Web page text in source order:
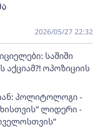
2026/05/27 22:32
საშიში
აქციამ?! ოპოზიციის
პოლიტოლოგი -
ლიდერი -